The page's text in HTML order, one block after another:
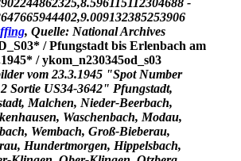
, Quelle: National Archives
/ Pfungstadt bis Erlenbach am
/ ykom_n230345od_s03
vom 23.3.1945 "Spot Number
Sortie US34-3642" Pfungstadt,
Malchen, Nieder-Beerbach,
Waschenbach, Modau,
Wembach, Groß-Bieberau,
Hundertmorgen, Hippelsbach,